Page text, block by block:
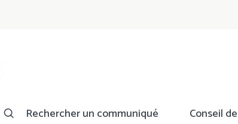
Rechercher un communiqué Conseil